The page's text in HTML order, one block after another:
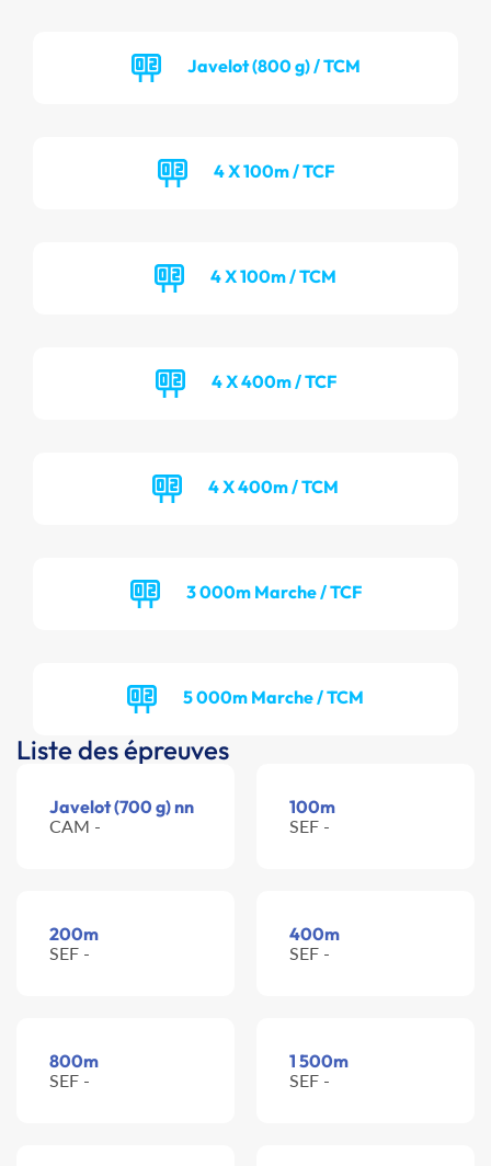
Javelot (800 g) / TCM
4 X 100m / TCF
4 X 100m / TCM
4 X 400m / TCF
4 X 400m / TCM
3 000m Marche / TCF
5 000m Marche / TCM
Liste des épreuves
Javelot (700 g) nn
CAM -
100m
SEF -
200m
SEF -
400m
SEF -
800m
SEF -
1 500m
SEF -